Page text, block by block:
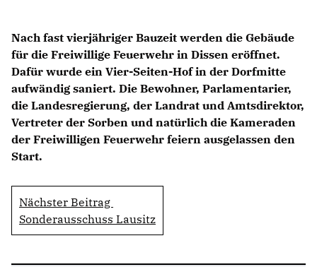
Nach fast vierjähriger Bauzeit werden die Gebäude
für die Freiwillige Feuerwehr in Dissen eröffnet.
Dafür wurde ein Vier-Seiten-Hof in der Dorfmitte
aufwändig saniert. Die Bewohner, Parlamentarier,
die Landesregierung, der Landrat und Amtsdirektor,
Vertreter der Sorben und natürlich die Kameraden
der Freiwilligen Feuerwehr feiern ausgelassen den
Start.
Nächster Beitrag
Sonderausschuss Lausitz